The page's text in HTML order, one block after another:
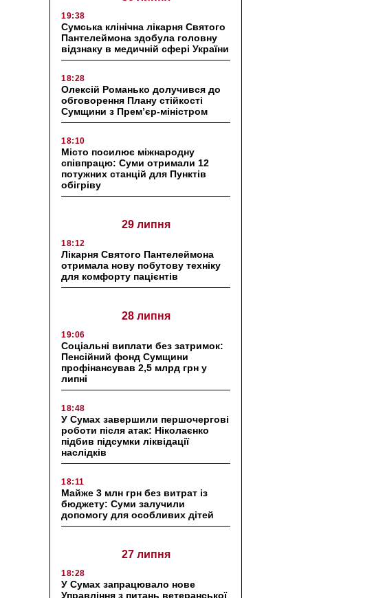
19:38
Сумська клінічна лікарня Святого
Пантелеймона здобула головну
відзнаку в медичній сфері України
18:28
Олексій Романько долучився до
обговорення Плану стійкості
Сумщини з Прем’єр-міністром
18:10
Місто посилює міжнародну
співпрацю: Суми отримали 12
потужних станцій для Пунктів
обігріву
29 липня
18:12
Лікарня Святого Пантелеймона
отримала нову побутову техніку
для комфорту пацієнтів
28 липня
19:06
Соціальні виплати без затримок:
Пенсійний фонд Сумщини
профінансував 2,5 млрд грн у
липні
18:48
У Сумах завершили першочергові
роботи після атак: Ніколаєнко
підбив підсумки ліквідації
наслідків
18:11
Майже 3 млн грн без витрат із
бюджету: Суми залучили
допомогу для особливих дітей
27 липня
18:28
У Сумах запрацювало нове
Управління з питань ветеранської